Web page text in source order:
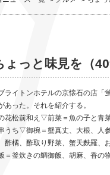
ょっと味見を（
イトンホテルの京懐石の店「
あった。それを紹介する。
花松前和え▽前菜＝魚の子と青
うち▽御椀＝蟹真丈、大根、
酢橘、酢取り野菜、蟹天麩羅、
＝釜炊きの鯛御飯、胡麻、香の